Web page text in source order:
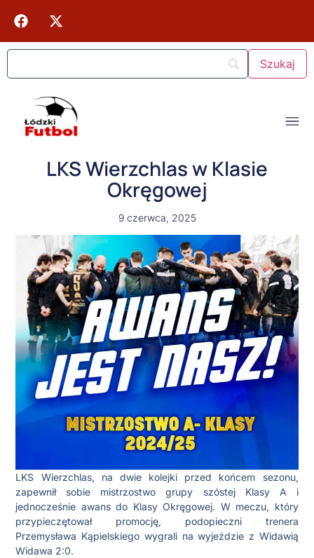
LKS Wierzchlas w Klasie
Okręgowej
9 czerwca, 2025
LKS Wierzchlas, na dwie kolejki przed końcem sezonu,
zapewnił sobie mistrzostwo grupy szóstej Klasy A i
jednocześnie awans do Klasy Okręgowej. W meczu, który
przypieczętował promocję, podopieczni trenera
Przemysława Kąpielskiego wygrali na wyjeździe z Widawią
Widawa 2:0.